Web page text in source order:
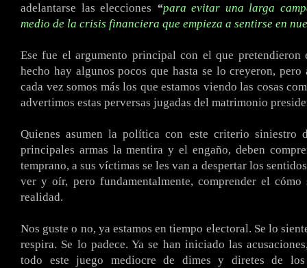
adelantarse las elecciones “para evitar una larga
medio de la crisis financiera que empieza a sentirse en
Ese fue el argumento principal con el que pretendieron
hecho hay algunos pocos que hasta se lo creyeron, pero
cada vez somos más los que estamos viendo las cosas
advertimos estas perversas jugadas del matrimonio
Quienes asumen la política con este criterio siniestro
principales armas la mentira y el engaño, deben
temprano, a sus víctimas se les van a despertar los
ver y oír, pero fundamentalmente, comprender el cómo
realidad.
Nos guste o no, ya estamos en tiempo electoral. Se lo
respira. Se lo padece. Ya se han iniciado las
todo este juego mediocre de dimes y diretes de los